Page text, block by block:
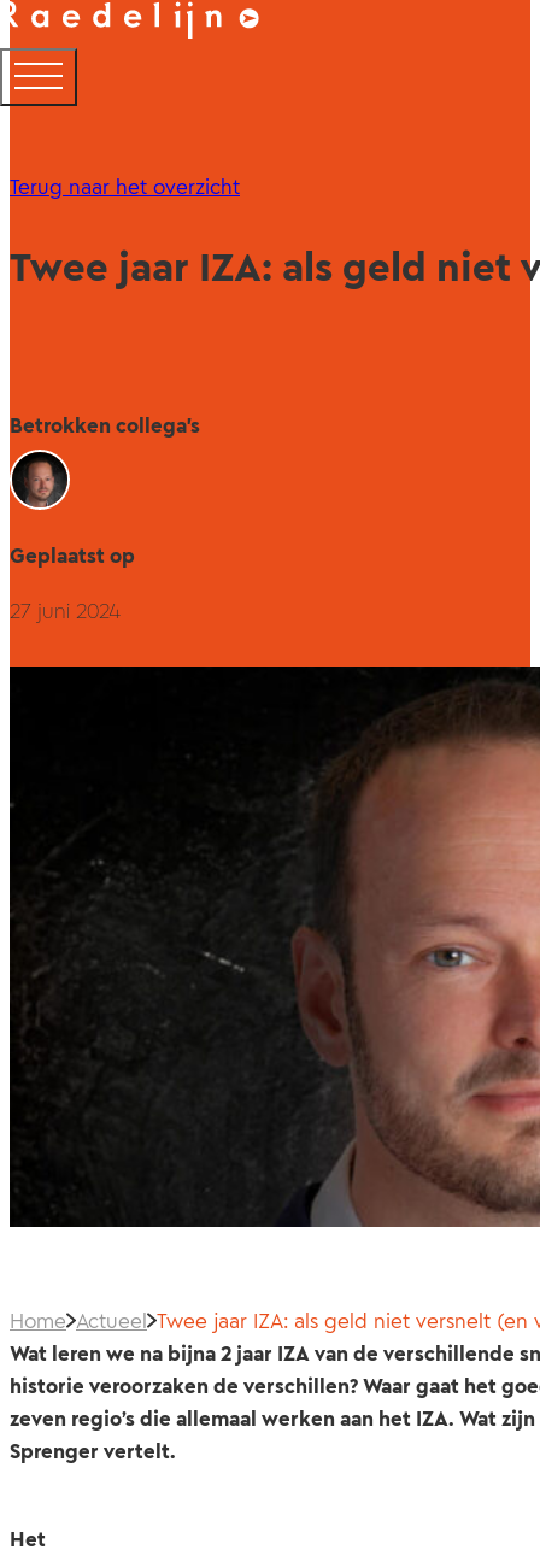
Terug naar het overzicht
Twee jaar IZA: als geld
Betrokken collega's
Geplaatst op
27 juni 2024
Home Actueel Twee jaar IZA: als geld niet versnelt
Wat leren we na bijna 2 jaar IZA van de verschillende
historie veroorzaken de verschillen? Waar gaat het
zeven regio’s die allemaal werken aan het IZA. Wat
Sprenger vertelt.
Het